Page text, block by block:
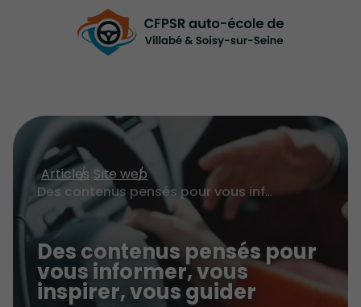
Articles Site web
Des contenus pensés pour vous informer, vous inspirer, vous guider
Des contenus pensés pour
vous informer, vous
inspirer, vous guider